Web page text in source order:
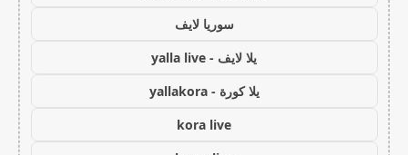
سوريا لايف
يلا لايف - yalla live
يلا كورة - yallakora
kora live